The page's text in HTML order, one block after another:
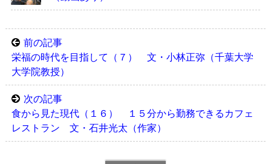
前の記事
栄福の時代を目指して（７） 文・小林正弥（千葉大学
大学院教授）
次の記事
食から見た現代（１６） １５分から勤務できるカフェ
レストラン 文・石井光太（作家）